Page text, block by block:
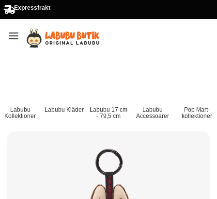
Expressfrakt
Labubu
Kollektioner
Labubu Kläder
Labubu 17 cm
- 79,5 cm
Labubu
Accessoarer
Pop Mart-
kollektioner